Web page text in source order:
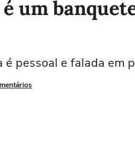
um
pessoal e falada em